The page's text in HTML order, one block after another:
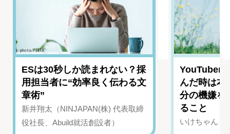
ESは30秒しか読まれない？採
用担当者に“効率良く伝わる文
章術”
新井翔太（NINJAPAN(株) 代表取締
役社長、Abuild就活創設者）
YouTuber
んだ時は
分の機嫌を
ること
いけちゃん（